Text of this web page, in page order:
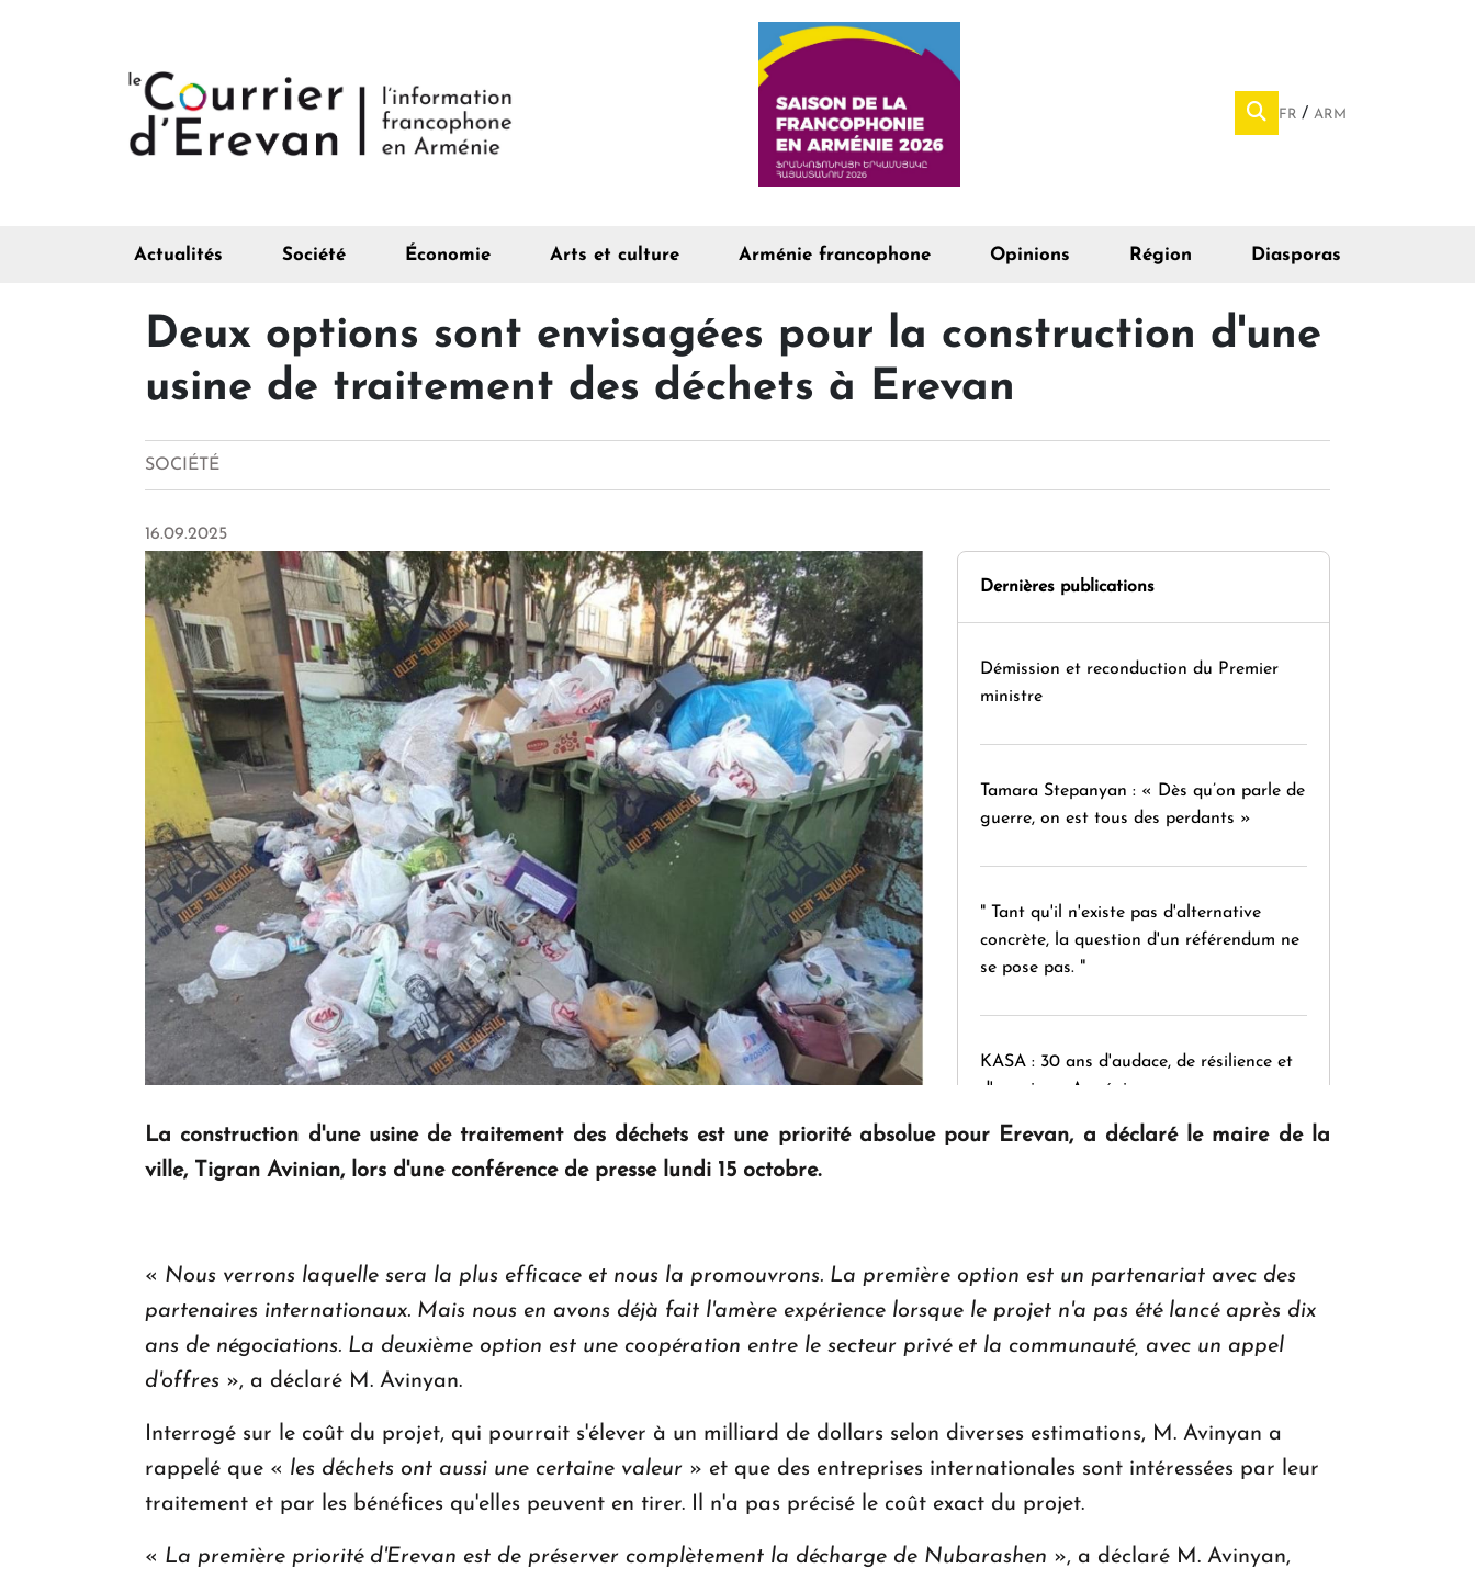
FR ARM
Actualités Société Économie Arts et culture Arménie francophone Opinions Région Diasporas
Deux options sont envisagées pour la construction d'une
usine de traitement des déchets à Erevan
SOCIÉTÉ
16.09.2025
Dernières publications
Démission et reconduction du Premier
ministre
Tamara Stepanyan : « Dès qu’on parle de
guerre, on est tous des perdants »
" Tant qu'il n'existe pas d'alternative
concrète, la question d'un référendum ne
se pose pas. "
KASA : 30 ans d'audace, de résilience et
d'avenir en Arménie
La construction d'une usine de traitement des déchets est une priorité absolue pour Erevan, a déclaré le maire de la
ville, Tigran Avinian, lors d'une conférence de presse lundi 15 octobre.
« Nous verrons laquelle sera la plus efficace et nous la promouvrons. La première option est un partenariat avec des
partenaires internationaux. Mais nous en avons déjà fait l'amère expérience lorsque le projet n'a pas été lancé après dix
ans de négociations. La deuxième option est une coopération entre le secteur privé et la communauté, avec un appel
d'offres », a déclaré M. Avinyan.
Interrogé sur le coût du projet, qui pourrait s'élever à un milliard de dollars selon diverses estimations, M. Avinyan a
rappelé que « les déchets ont aussi une certaine valeur » et que des entreprises internationales sont intéressées par leur
traitement et par les bénéfices qu'elles peuvent en tirer. Il n'a pas précisé le coût exact du projet.
« La première priorité d'Erevan est de préserver complètement la décharge de Nubarashen », a déclaré M. Avinyan,